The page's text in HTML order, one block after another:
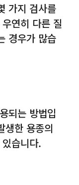
가지 검사를
연히 다른 질
경우가 많습
되는 방법입
생한 용종의
습니다.